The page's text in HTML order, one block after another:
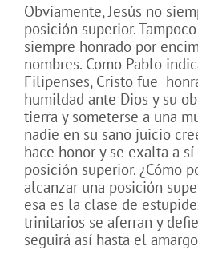
Obviamente, Jesús no
posición superior.
siempre honrado por
nombres. Como Pablo
Filipenses, Cristo fue
humildad ante Dios y su
tierra y someterse a una
nadie en su sano juicio
hace honor y se exalta a
posición superior. ¿Cómo
alcanzar una posición
esa es la clase de
trinitarios se aferran y
seguirá así hasta el